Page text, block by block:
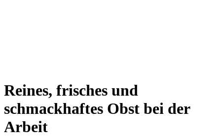
Reines, frisches und
schmackhaftes Obst bei der
Arbeit